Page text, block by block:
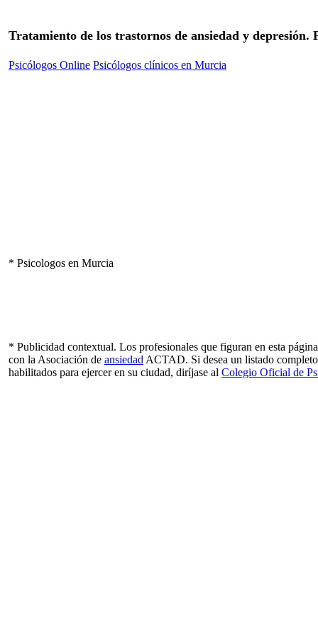
Tratamiento de los trastornos de ansiedad y depresión.
Psicólogos Online Psicólogos clínicos en Murcia
* Psicologos en Murcia
* Publicidad contextual. Los profesionales que figuran en esta
con la Asociación de ansiedad ACTAD. Si desea un listado
habilitados para ejercer en su ciudad, diríjase al Colegio Oficial de